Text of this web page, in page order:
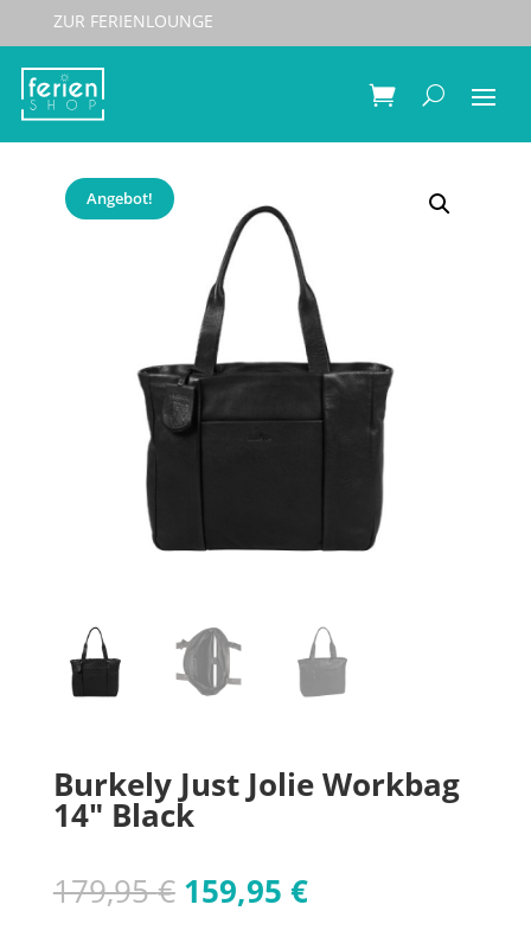
ZUR FERIENLOUNGE
Start/
Just Jolie Workbag 14″ Black
Angebot!
Burkely Just Jolie Workbag
14″ Black
179,95€ Ursprünglicher
Preis
159,95 €Aktueller
Preis